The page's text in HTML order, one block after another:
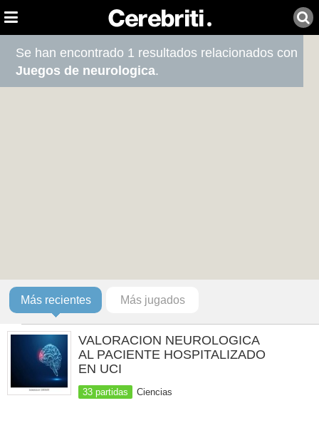
Se han encontrado 1 resultados relacionados con
Juegos de neurologica.
Más recientes Más jugados
VALORACION NEUROLOGICA
AL PACIENTE HOSPITALIZADO
EN UCI
33 partidas Ciencias